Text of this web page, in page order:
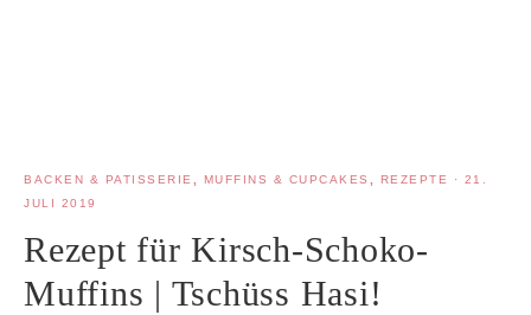
BACKEN & PATISSERIE, MUFFINS & CUPCAKES , REZEPTE · 21.
JULI 2019
Rezept für Kirsch-Schoko-
Muffins | Tschüss Hasi!